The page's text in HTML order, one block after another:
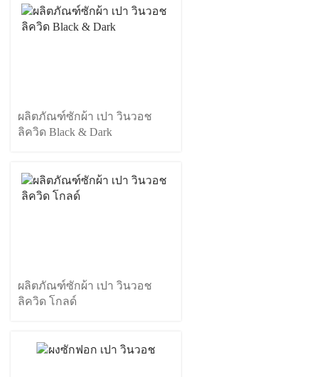
ผลิตภัณฑ์ซักผ้า เปา วินวอช
ลิควิด Black & Dark
ผลิตภัณฑ์ซักผ้า เปา วินวอช
ลิควิด โกลด์